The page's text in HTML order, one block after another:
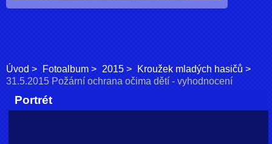
Úvod Fotoalbum 2015
Kroužek mladých hasičů
31.5.2015 Požární ochrana očima dětí - vyhodnocení
Portrét